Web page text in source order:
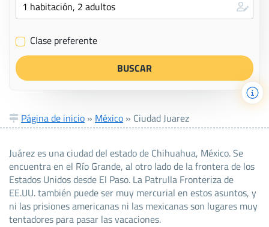
✔ Clase preferente
Página de inicio » México » Ciudad Juarez
Juárez es una ciudad del estado de Chihuahua, México. Se
encuentra en el Río Grande, al otro lado de la frontera de los
Estados Unidos desde El Paso. La Patrulla Fronteriza de
EE.UU. también puede ser muy mercurial en estos asuntos, y
ni las prisiones americanas ni las mexicanas son lugares muy
tentadores para pasar las vacaciones.